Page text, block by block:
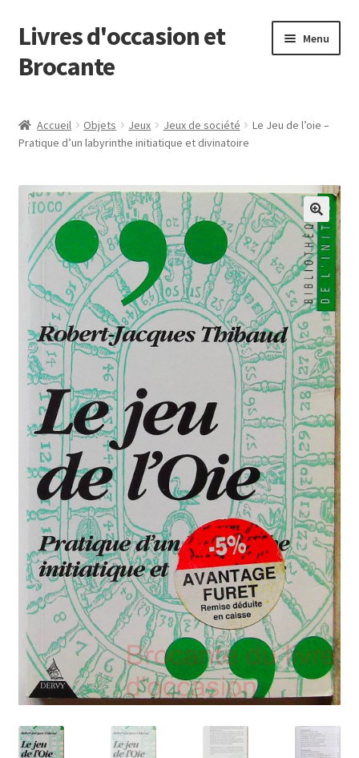
Aller
à
la
Aller
au
contenu
Livres d'occasion et
Brocante
Menu
Accueil Objets Jeux Jeux de société
Le Jeu de l’oie –
Pratique d’un labyrinthe initiatique et divinatoire